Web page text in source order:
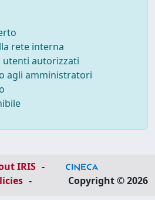
rete interna
autorizzati
agli amministratori
IRIS -
-
Copyright © 2026